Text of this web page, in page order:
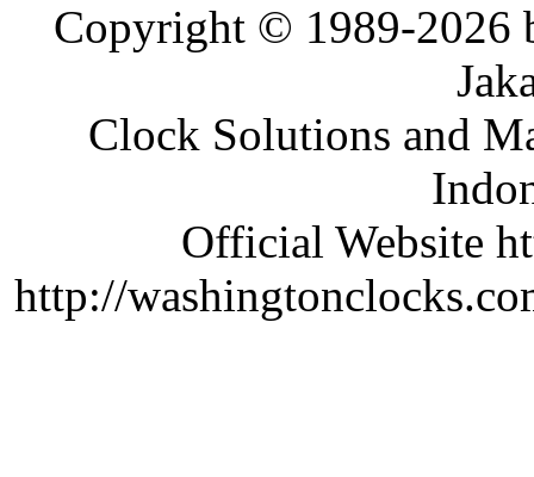
Copyright © 1989-2026
Clock Solutions and
Official Website
http://